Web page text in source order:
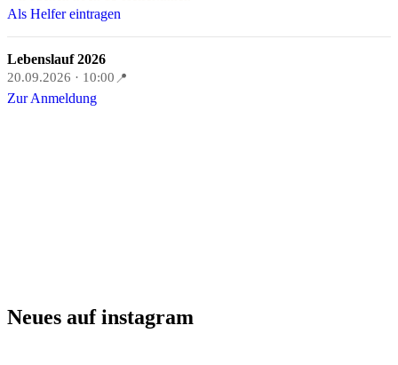
Als Helfer eintragen
Lebenslauf 2026
20.09.2026 · 10:00 📍
Zur Anmeldung
Neues auf instagram